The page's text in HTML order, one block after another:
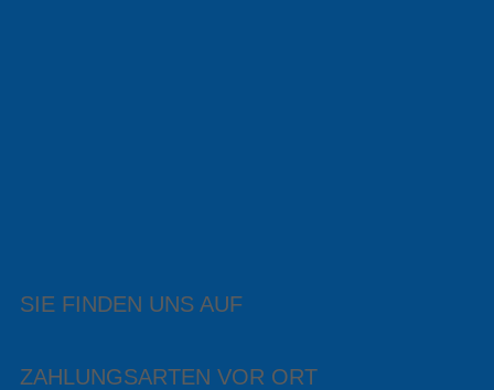
SIE FINDEN UNS AUF
ZAHLUNGSARTEN VOR ORT